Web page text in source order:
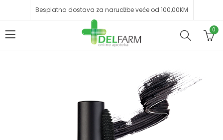
Besplatna dostava za narudžbe veće od 100,00KM
0